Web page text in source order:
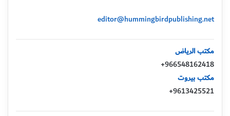
editor@hummingbirdpublishing.net
مكتب الرياض
966548162418+
مكتب بيروت
9613425521+